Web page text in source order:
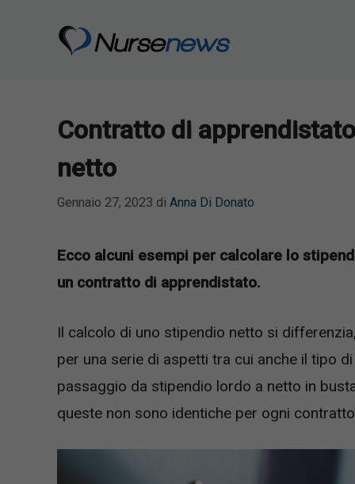
Contratto di
netto
Gennaio 27, 2023 di Anna Di Donato
Ecco alcuni esempi per calcolare lo
un contratto di apprendistato.
Il calcolo di uno stipendio netto si
per una serie di aspetti tra cui anche il tipo
passaggio da stipendio lordo a netto in
queste non sono identiche per ogni